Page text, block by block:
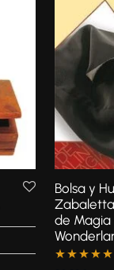
Bolsa y
de Magia